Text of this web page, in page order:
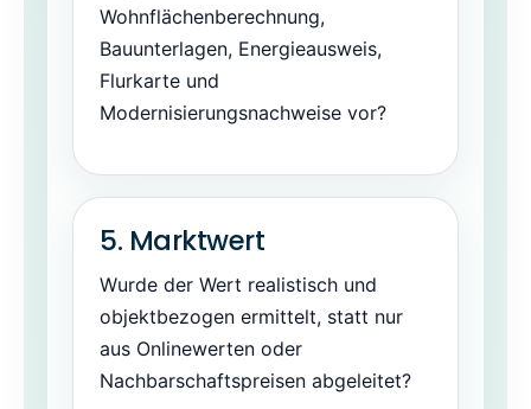
Wohnflächenberechnung,
Bauunterlagen, Energieausweis,
Flurkarte und
Modernisierungsnachweise vor?
5. Marktwert
Wurde der Wert realistisch und
objektbezogen ermittelt, statt nur
aus Onlinewerten oder
Nachbarschaftspreisen abgeleitet?